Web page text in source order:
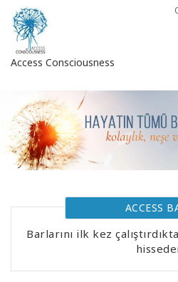
Access Consciousness
Hesabınızda
oturum
açın
Hakkında
Access
ACCESS
Barlarını ilk kez